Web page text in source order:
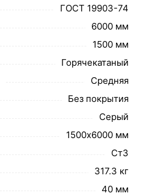
ГОСТ 19903-74
6000 мм
1500 мм
Горячекатаный
Средняя
Без покрытия
Серый
1500х6000 мм
Ст3
317.3 кг
40 мм